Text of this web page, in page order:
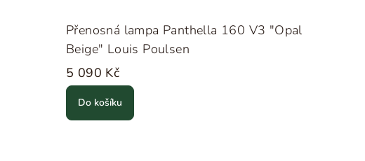
Přenosná lampa Panthella 160 V3 "Opal
Beige" Louis Poulsen
5 090 Kč
Do košíku